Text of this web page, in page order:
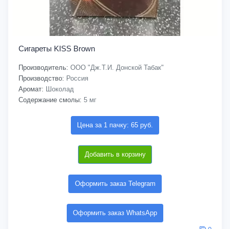
Сигареты KISS Brown
Производитель: ООО "Дж.Т.И. Донской Табак"
Производство: Россия
Аромат: Шоколад
Содержание смолы: 5 мг
Цена за 1 пачку: 65 руб.
Добавить в корзину
Оформить заказ Telegram
Оформить заказ WhatsApp